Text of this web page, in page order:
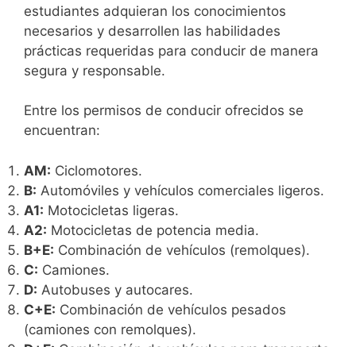
estudiantes adquieran los conocimientos
necesarios y desarrollen las habilidades
prácticas requeridas para conducir de manera
segura y responsable.
Entre los permisos de conducir ofrecidos se
encuentran:
AM: Ciclomotores.
B: Automóviles y vehículos comerciales ligeros.
A1: Motocicletas ligeras.
A2: Motocicletas de potencia media.
B+E: Combinación de vehículos (remolques).
C: Camiones.
D: Autobuses y autocares.
C+E: Combinación de vehículos pesados
(camiones con remolques).